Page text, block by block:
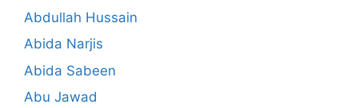
Abdullah Hussain
Abida Narjis
Abida Sabeen
Abu Jawad